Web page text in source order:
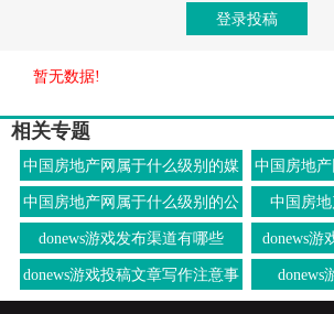
登录投稿
暂无数据!
相关专题
中国房地产网属于什么级别的媒
体
中国房地
中国房地产网属于什么级别的公
司
中国房
donews游戏发布渠道有哪些 donews游
donews游戏投稿文章写作注意事
项
donews